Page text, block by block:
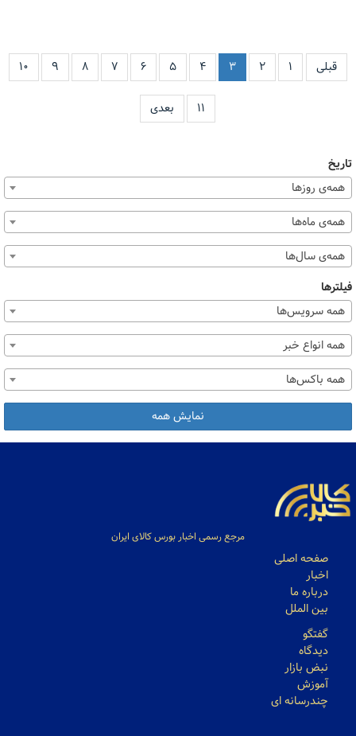
قبلی ۱ ۲ ۳ ۴ ۵ ۶ ۷ ۸ ۹ ۱۰
۱۱ بعدی
تاریخ
همه‌ی روزها
همه‌ی ماه‌ها
همه‌ی سال‌ها
فیلترها
همه سرویس‌ها
همه انواع خبر
همه باکس‌ها
نمایش همه
مرجع رسمی اخبار بورس کالای ایران
صفحه اصلی
اخبار
درباره ما
بین الملل
گفتگو
دیدگاه
نبض بازار
آموزش
چندرسانه ای